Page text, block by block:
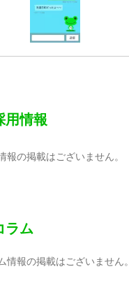
用情報
報の掲載はございません。
ラム
情報の掲載はございません。